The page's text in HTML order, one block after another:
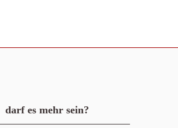
darf es mehr sein?